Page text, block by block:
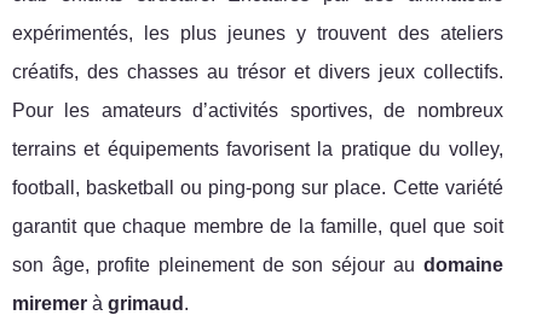
expérimentés, les plus jeunes y trouvent des ateliers
créatifs, des chasses au trésor et divers jeux collectifs.
Pour les amateurs d’activités sportives, de nombreux
terrains et équipements favorisent la pratique du volley,
football, basketball ou ping-pong sur place. Cette variété
garantit que chaque membre de la famille, quel que soit
son âge, profite pleinement de son séjour au domaine
miremer à grimaud .